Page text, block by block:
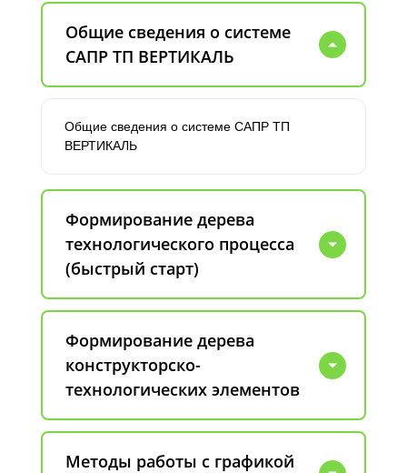
Общие сведения о системе
САПР ТП ВЕРТИКАЛЬ
Общие сведения о системе САПР ТП
ВЕРТИКАЛЬ
Формирование дерева
технологического процесса
(быстрый старт)
Формирование дерева
конструкторско-
технологических элементов
Методы работы с графикой